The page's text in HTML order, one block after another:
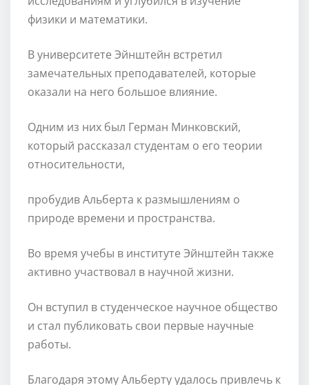
физики и математики.
В университете Эйнштейн встретил
замечательных преподавателей, которые
оказали на него большое влияние.
Одним из них был Герман Минковский,
который рассказал студентам о его теории
относительности,
пробудив Альберта к размышлениям о
природе времени и пространства.
Во время учебы в институте Эйнштейн также
активно участвовал в научной жизни.
Он вступил в студенческое научное общество
и стал публиковать свои первые научные
работы.
Благодаря этому Альберту удалось привлечь к